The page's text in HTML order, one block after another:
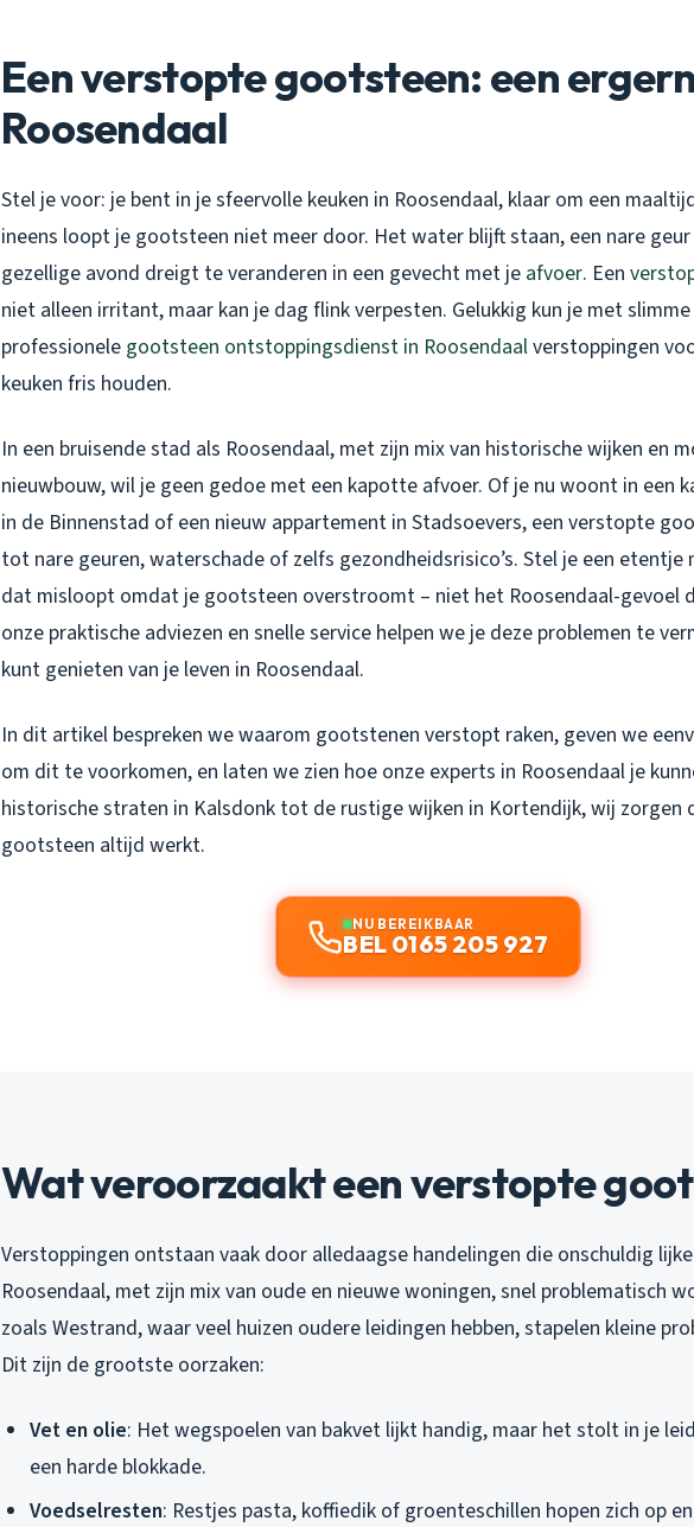
Een verstopte gootsteen: een
Roosendaal
Stel je voor: je bent in je sfeervolle keuken in Roosendaal, klaar om een
ineens loopt je gootsteen niet meer door. Het water blijft staan, een nare
gezellige avond dreigt te veranderen in een gevecht met je afvoer. Een
niet alleen irritant, maar kan je dag flink verpesten. Gelukkig kun je met
professionele gootsteen ontstoppingsdienst in Roosendaalverstoppingen
keuken fris houden.
In een bruisende stad als Roosendaal, met zijn mix van historische wijken en
nieuwbouw, wil je geen gedoe met een kapotte afvoer. Of je nu woont in een
in de Binnenstad of een nieuw appartement in Stadsoevers, een verstopte
tot nare geuren, waterschade of zelfs gezondheidsrisico’s. Stel je een etentje
dat misloopt omdat je gootsteen overstroomt – niet het Roosendaal-gevoel
onze praktische adviezen en snelle service helpen we je deze problemen te
kunt genieten van je leven in Roosendaal.
In dit artikel bespreken we waarom gootstenen verstopt raken, geven we
om dit te voorkomen, en laten we zien hoe onze experts in Roosendaal je
historische straten in Kalsdonk tot de rustige wijken in Kortendijk, wij zorgen
gootsteen altijd werkt.
NU BEREIKBAAR
BEL 0165 205 927
Wat veroorzaakt een verstopte
Verstoppingen ontstaan vaak door alledaagse handelingen die onschuldig
Roosendaal, met zijn mix van oude en nieuwe woningen, snel problematisch
zoals Westrand, waar veel huizen oudere leidingen hebben, stapelen kleine
Dit zijn de grootste oorzaken:
Vet en olie: Het wegspoelen van bakvet lijkt handig, maar het stolt in je
een harde blokkade.
Voedselresten: Restjes pasta, koffiedik of groenteschillen hopen zich op